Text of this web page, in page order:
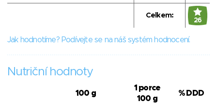
Celkem:
26
Jak hodnotíme? Podívejte se na náš systém hodnocení.
Nutriční hodnoty
100 g
1 porce
100 g
% DDD